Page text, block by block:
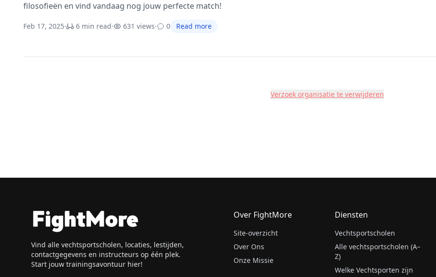
filosofieën en vind vandaag nog jouw perfecte match!
Feb 17, 2025· 6 min read· 631 views· 0 Read more
Verzoek organisatie te verwijderen
Vind alle vechtsportscholen, locaties, lestijden,
contactgegevens en instructeurs op één plek.
Start jouw trainingsavontuur hier!
Over FightMore
Site-overzicht
Over Ons
Onze Missie
Diensten
Vechtsportscholen
Alle vechtsportscholen (A–
Z)
Welke Vechtsporten zijn